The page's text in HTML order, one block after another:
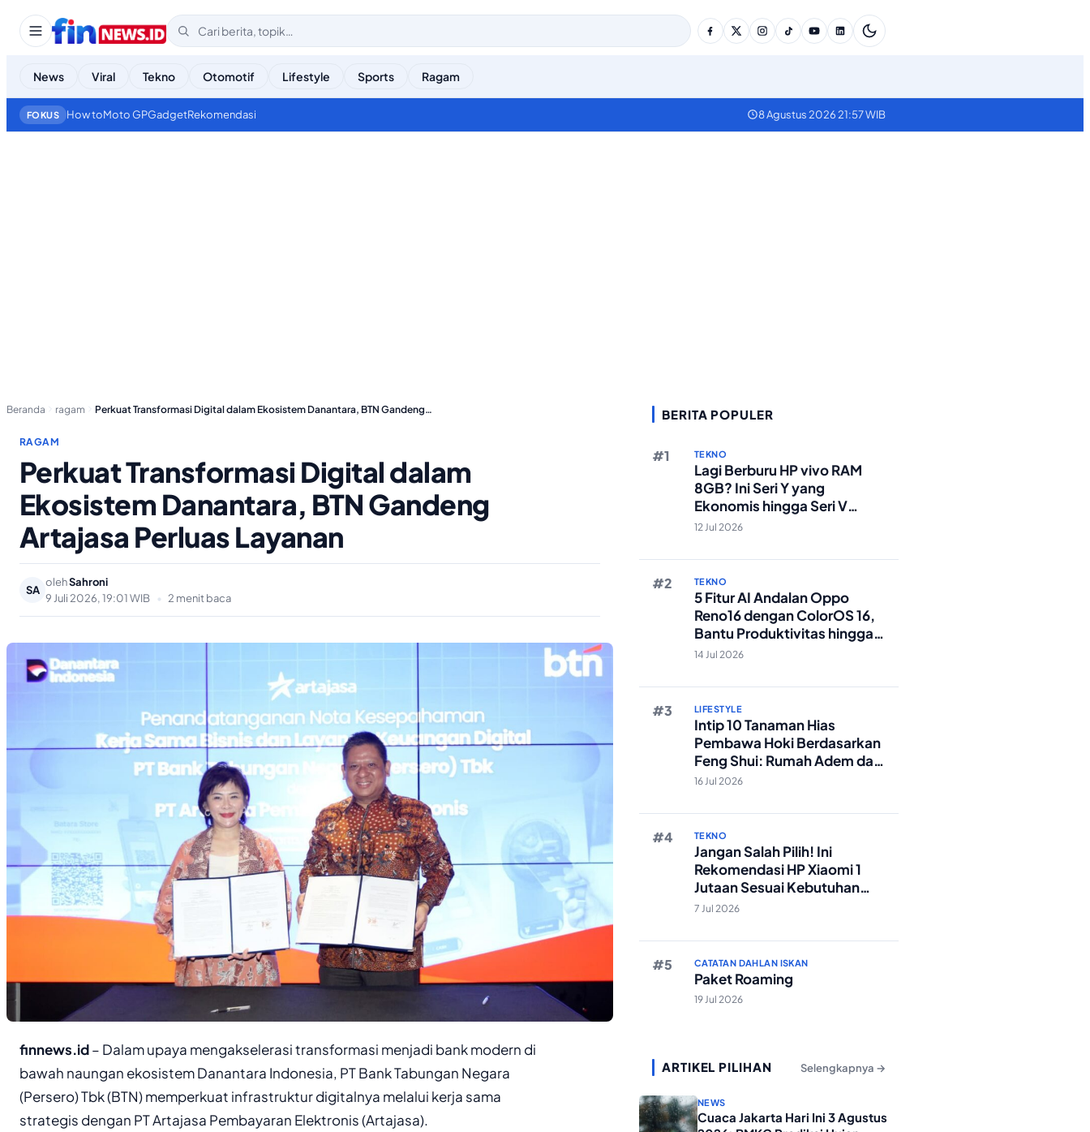
News Viral Tekno Otomotif Lifestyle Sports Ragam
FOKUS How toMoto GPGadgetRekomendasi 8 Agustus 2026 21:57 WIB
Beranda ragam Perkuat Transformasi Digital dalam Ekosistem Danantara, BTN Gandeng…
RAGAM
Perkuat Transformasi Digital dalam
Ekosistem Danantara, BTN Gandeng
Artajasa Perluas Layanan
SA
olehSahroni
9 Juli 2026, 19:01 WIB
• 2 menit baca
finnews.id– Dalam upaya mengakselerasi transformasi menjadi bank modern di
bawah naungan ekosistem Danantara Indonesia, PT Bank Tabungan Negara
(Persero) Tbk (BTN) memperkuat infrastruktur digitalnya melalui kerja sama
strategis dengan PT Artajasa Pembayaran Elektronis (Artajasa).
BERITA POPULER
TEKNO
Lagi Berburu HP vivo RAM
8GB? Ini Seri Y yang
Ekonomis hingga Seri V
Berstandar Militer!
12 Jul 2026
TEKNO
5 Fitur AI Andalan Oppo
Reno16 dengan ColorOS 16,
Bantu Produktivitas hingga
Edit Foto Lebih Praktis
14 Jul 2026
LIFESTYLE
Intip 10 Tanaman Hias
Pembawa Hoki Berdasarkan
Feng Shui: Rumah Adem dan
Rezeki Lancar!
16 Jul 2026
TEKNO
Jangan Salah Pilih! Ini
Rekomendasi HP Xiaomi 1
Jutaan Sesuai Kebutuhan
Anda
7 Jul 2026
CATATAN DAHLAN ISKAN
Paket Roaming
19 Jul 2026
ARTIKEL PILIHAN Selengkapnya →
NEWS
Cuaca Jakarta Hari Ini 3 Agustus